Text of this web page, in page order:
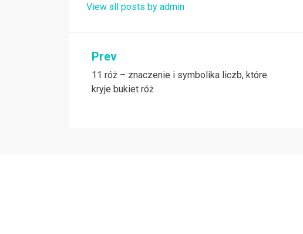
View all posts by admin
Nawigacja
wpisu
Prev
11 róż – znaczenie i symbolika liczb, które
kryje bukiet róż